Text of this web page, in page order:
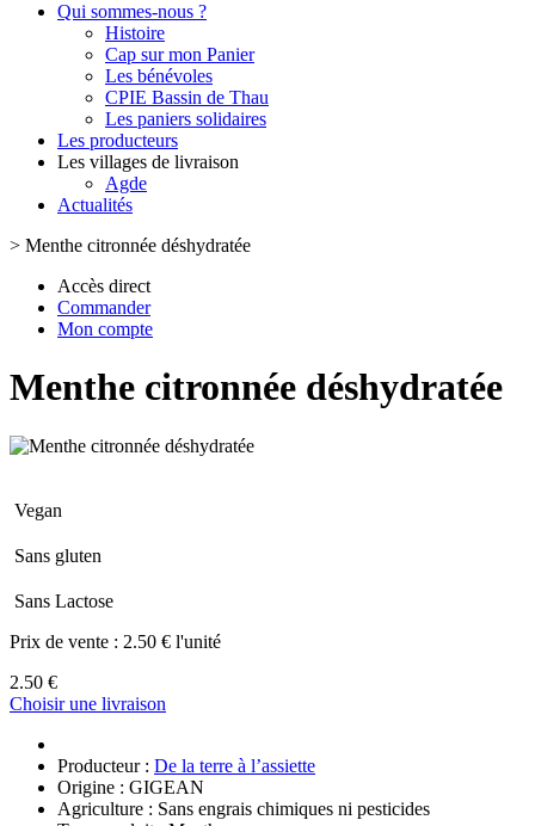
Qui sommes-nous ?
Histoire
Cap sur mon Panier
Les bénévoles
CPIE Bassin de Thau
Les paniers solidaires
Les producteurs
Les villages de livraison
Agde
Actualités
> Menthe citronnée déshydratée
Accès direct
Commander
Mon compte
Menthe citronnée déshydratée
Vegan
Sans gluten
Sans Lactose
Prix de vente : 2.50 € l'unité
2.50 €
Choisir une livraison
Producteur : De la terre à l’assiette
Origine : GIGEAN
Agriculture : Sans engrais chimiques ni pesticides